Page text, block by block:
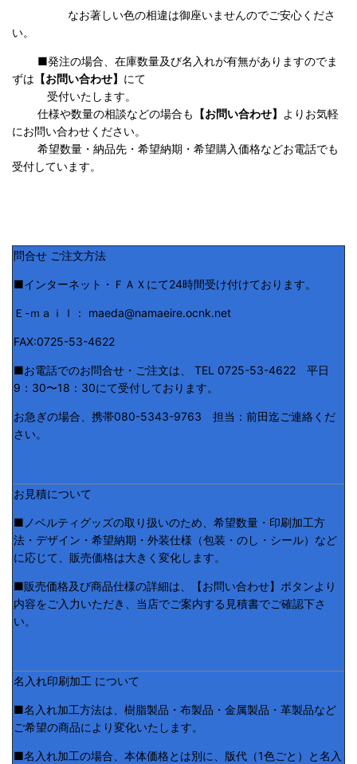
なお著しい色の相違は御座いませんのでご安心くださ
い。
■発注の場合、在庫数量及び名入れが有無がありますのでま
ずは 【お問い合わせ】 にて
受付いたします。
仕様や数量の相談などの場合も
【お問い合わせ】
よりお気軽
にお問い合わせください。
希望数量・納品先・希望納期・希望購入価格などお電話でも
受付しています。
問合せ ご注文方法
■インターネット・ＦＡＸにて24時間受け付けております。
Ｅ-ｍａｉｌ： maeda@namaeire.ocnk.net
FAX:0725-53-4622
■お電話でのお問合せ・ご注文は、 TEL 0725-53-4622 平日
9：30〜18：30にて受付しております。
お急ぎの場合、携帯080-5343-9763 担当：前田迄ご連絡くだ
さい。
お見積について
■ノベルティグッズの取り扱いのため、希望数量・印刷加工方
法・デザイン・希望納期・外装仕様（包装・のし・シール）など
に応じて、販売価格は大きく変化します。
■販売価格及び商品仕様の詳細は、【お問い合わせ】ボタンより
内容をご入力いただき、当店でご案内する見積書でご確認下さ
い。
名入れ印刷加工 について
■名入れ加工方法は、樹脂製品・布製品・金属製品・革製品など
ご希望の商品により変化いたします。
■名入れ加工の場合、本体価格とは別に、版代（1色ごと）と名入